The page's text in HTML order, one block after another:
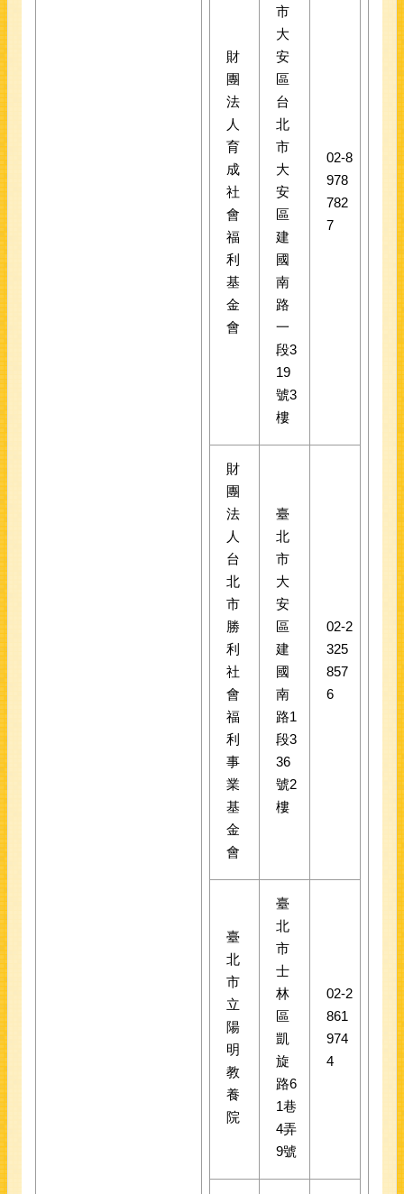
財
團
法
人
育
成
社
會
福
利
基
金
會
市
大
安
區
台
北
市
大
安
區
建
國
南
路
一
段3
19
號3
樓
02-8
978
782
7
財
團
法
人
台
北
市
勝
利
社
會
福
利
事
業
基
金
會
臺
北
市
大
安
區
建
國
南
路1
段3
36
號2
樓
02-2
325
857
6
臺
北
市
立
陽
明
教
養
院
臺
北
市
士
林
區
凱
旋
路6
1巷
4弄
9號
02-2
861
974
4